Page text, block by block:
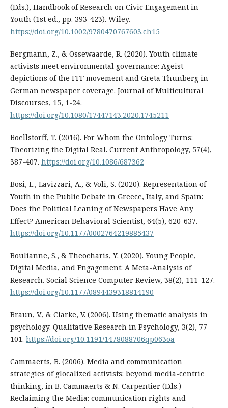
(Eds.), Handbook of Research on Civic Engagement in
Youth (1st ed., pp. 393-423). Wiley.
https://doi.org/10.1002/9780470767603.ch15
Bergmann, Z., & Ossewaarde, R. (2020). Youth climate
activists meet environmental governance: Ageist
depictions of the FFF movement and Greta Thunberg in
German newspaper coverage. Journal of Multicultural
Discourses, 15, 1-24.
https://doi.org/10.1080/17447143.2020.1745211
Boellstorff, T. (2016). For Whom the Ontology Turns:
Theorizing the Digital Real. Current Anthropology, 57(4),
387-407. https://doi.org/10.1086/687362
Bosi, L., Lavizzari, A., & Voli, S. (2020). Representation of
Youth in the Public Debate in Greece, Italy, and Spain:
Does the Political Leaning of Newspapers Have Any
Effect? American Behavioral Scientist, 64(5), 620-637.
https://doi.org/10.1177/0002764219885437
Boulianne, S., & Theocharis, Y. (2020). Young People,
Digital Media, and Engagement: A Meta-Analysis of
Research. Social Science Computer Review, 38(2), 111-127.
https://doi.org/10.1177/0894439318814190
Braun, V., & Clarke, V. (2006). Using thematic analysis in
psychology. Qualitative Research in Psychology, 3(2), 77-
101. https://doi.org/10.1191/1478088706qp063oa
Cammaerts, B. (2006). Media and communication
strategies of glocalized activists: beyond media-centric
thinking, in B. Cammaerts & N. Carpentier (Eds.)
Reclaiming the Media: communication rights and